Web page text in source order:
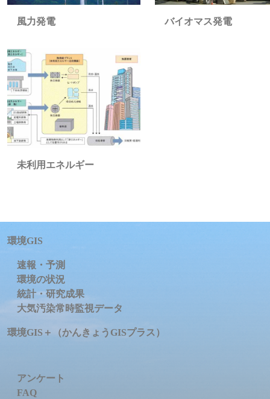
風力発電 バイオマス発電
未利用エネルギー
環境GIS
速報・予測
環境の状況
統計・研究成果
大気汚染常時監視データ
環境GIS＋（かんきょうGISプラス）
アンケート
FAQ